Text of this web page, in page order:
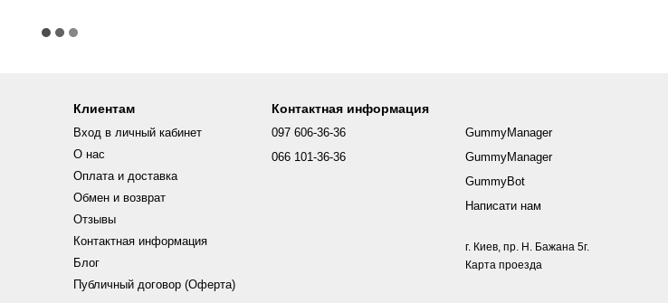
Клиентам
Вход в личный кабинет
О нас
Оплата и доставка
Обмен и возврат
Отзывы
Контактная информация
Блог
Публичный договор (Оферта)
Контактная информация
097 606-36-36
066 101-36-36
GummyManager
GummyManager
GummyBot
Написати нам
г. Киев, пр. Н. Бажана 5г.
Карта проезда